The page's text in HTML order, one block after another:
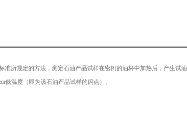
准所规定的方法，测定石油产品试样在密闭的油杯中加热后，产生试油
温度（即为该石油产品试样的闪点）。